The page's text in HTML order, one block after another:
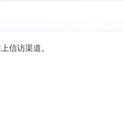
信访渠道。